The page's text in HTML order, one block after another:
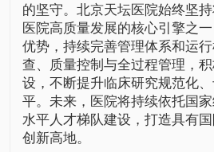
的坚守。北京天坛医院始终坚
医院高质量发展的核心引擎之
优势，持续完善管理体系和运
查、质量控制与全过程管理，
设，不断提升临床研究规范化
平。未来，医院将持续依托国
水平人才梯队建设，打造具有
创新高地。